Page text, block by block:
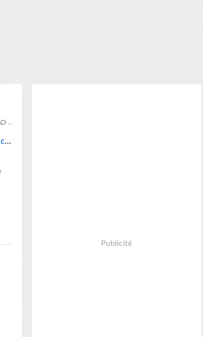
Lecture comprehension -L'implicite
Publicité